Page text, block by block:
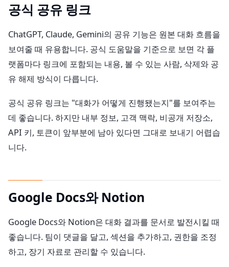
공식 공유 링크
ChatGPT, Claude, Gemini의 공유 기능은 원본 대화 흐름을
보여줄 때 유용합니다. 공식 도움말을 기준으로 보면 각 플
랫폼마다 링크에 포함되는 내용, 볼 수 있는 사람, 삭제와 공
유 해제 방식이 다릅니다.
공식 공유 링크는 "대화가 어떻게 진행됐는지"를 보여주는
데 좋습니다. 하지만 내부 정보, 고객 맥락, 비공개 저장소,
API 키, 토큰이 앞부분에 남아 있다면 그대로 보내기 어렵습
니다.
Google Docs와 Notion
Google Docs와 Notion은 대화 결과를 문서로 발전시킬 때
좋습니다. 팀이 댓글을 달고, 섹션을 추가하고, 권한을 조정
하고, 장기 자료로 관리할 수 있습니다.